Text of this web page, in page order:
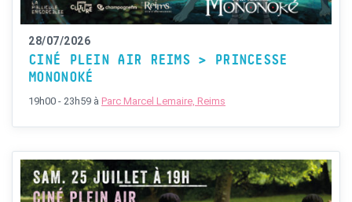
28/07/2026
CINÉ PLEIN AIR REIMS > PRINCESSE
MONONOKÉ
19h00 - 23h59 à Parc Marcel Lemaire, Reims